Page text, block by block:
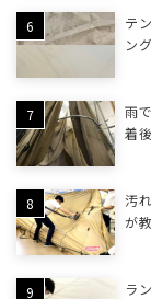
テ
ング
雨
着
汚
が
ラ